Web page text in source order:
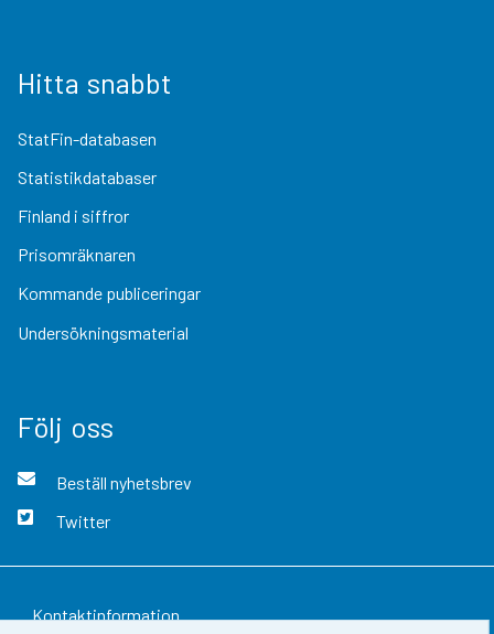
Hitta snabbt
StatFin-databasen
Statistikdatabaser
Finland i siffror
Prisomräknaren
Kommande publiceringar
Undersökningsmaterial
Följ oss
Beställ nyhetsbrev
Twitter
Kontaktinformation